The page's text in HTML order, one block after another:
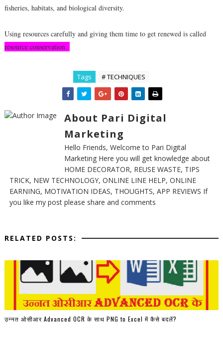
fisheries, habitats, and biological diversity.
Using resources carefully and giving them time to get renewed is called
resource conservation.
Tags # TECHNIQUES
About Pari Digital
Marketing
Hello Friends, Welcome to Pari Digital
Marketing Here you will get knowledge about
HOME DECORATOR, REUSE WASTE, TIPS
TRICK, NEW TECHNOLOGY, ONLINE LINE HELP, ONLINE
EARNING, MOTIVATION IDEAS, THOUGHTS, APP REVIEWS If
you like my post please share and comments
RELATED POSTS:
उन्नत ओसीआर Advanced OCR के साथ PNG to Excel में कैसे बदलें?